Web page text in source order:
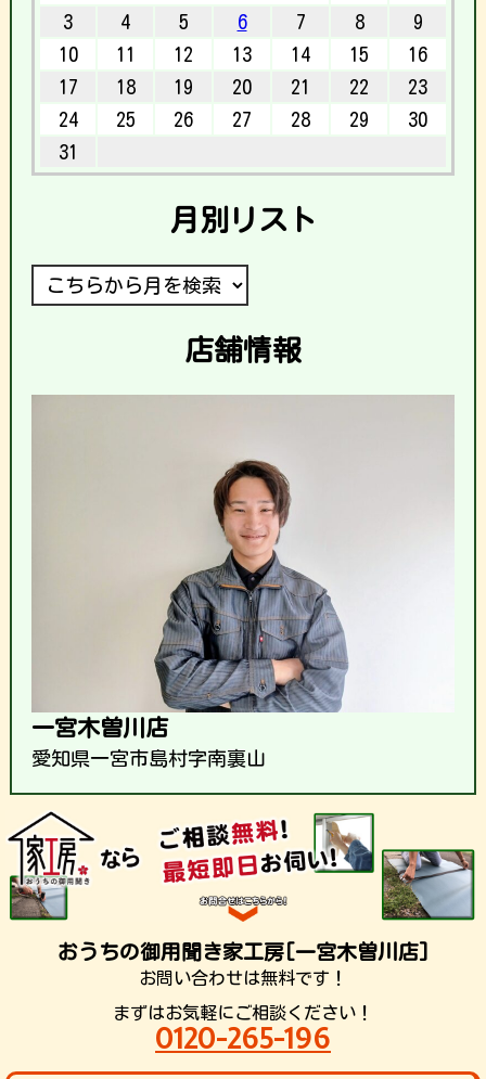
3
4 5 6 7 8
9
10
11 12 13 14 15
16
17
18 19 20 21 22
23
24
25 26 27 28 29
30
31
月別リスト
店舗情報
一宮木曽川店
愛知県一宮市島村字南裏山
おうちの御用聞き家工房[一宮木曽川店]
お問い合わせは無料です！
まずはお気軽にご相談ください！
0120-265-196